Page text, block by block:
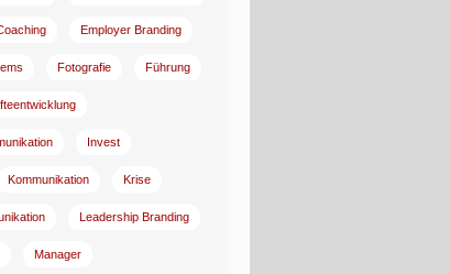
Employer Branding
Fotografie Führung
Invest
Kommunikation Krise
Leadership Branding
Manager